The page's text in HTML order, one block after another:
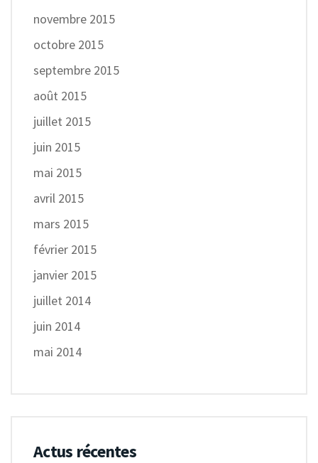
novembre 2015
octobre 2015
septembre 2015
août 2015
juillet 2015
juin 2015
mai 2015
avril 2015
mars 2015
février 2015
janvier 2015
juillet 2014
juin 2014
mai 2014
Actus récentes